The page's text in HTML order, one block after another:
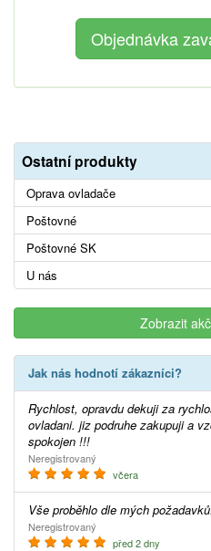
Ostatní produkty
Oprava ovladače
Poštovné
Poštovné SK
U nás
Zobrazit
Jak nás hodnotí zákazníci?
Rychlost, opravdu dekuji za rychlost v doruceni dalkoveho
ovladani. jiz podruhe zakupuji a
spokojen !!!
Neregistrovaný
včera
Vše proběhlo dle mých požadavků.
Neregistrovaný
před 2 dny